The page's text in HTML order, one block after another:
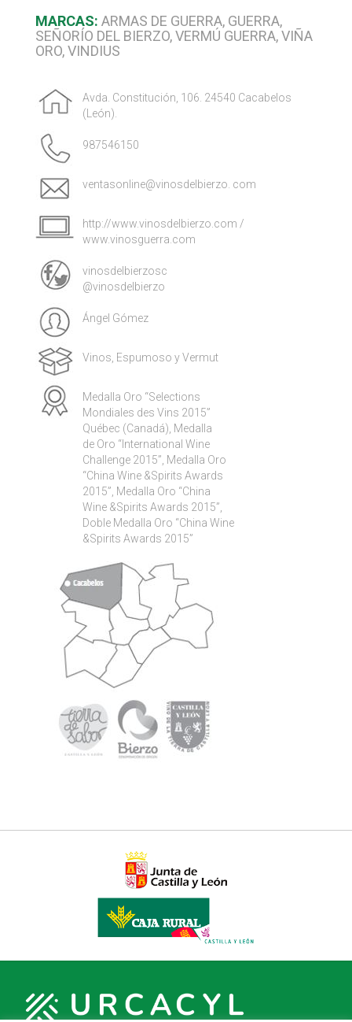
MARCAS: ARMAS DE GUERRA, GUERRA,
SEÑORÍO DEL BIERZO, VERMÚ GUERRA, VIÑA
ORO, VINDIUS
Avda. Constitución, 106. 24540 Cacabelos
(León).
987546150
ventasonline@vinosdelbierzo. com
http://www.vinosdelbierzo.com /
www.vinosguerra.com
vinosdelbierzosc
@vinosdelbierzo
Ángel Gómez
Vinos, Espumoso y Vermut
Medalla Oro “Selections
Mondiales des Vins 2015”
Québec (Canadá), Medalla
de Oro “International Wine
Challenge 2015”, Medalla Oro
“China Wine &Spirits Awards
2015”, Medalla Oro “China
Wine &Spirits Awards 2015”,
Doble Medalla Oro “China Wine
&Spirits Awards 2015”